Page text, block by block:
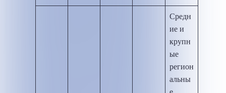
Средн
ие и
крупн
ые
регион
альны